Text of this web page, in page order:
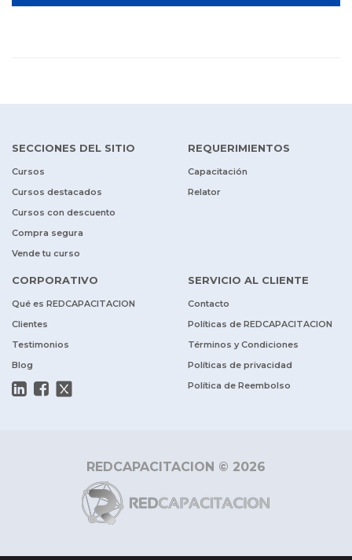
SECCIONES DEL SITIO
Cursos
Cursos destacados
Cursos con descuento
Compra segura
Vende tu curso
REQUERIMIENTOS
Capacitación
Relator
CORPORATIVO
Qué es REDCAPACITACION
Clientes
Testimonios
Blog
SERVICIO AL CLIENTE
Contacto
Políticas de REDCAPACITACION
Términos y Condiciones
Políticas de privacidad
Política de Reembolso
REDCAPACITACION © 2026